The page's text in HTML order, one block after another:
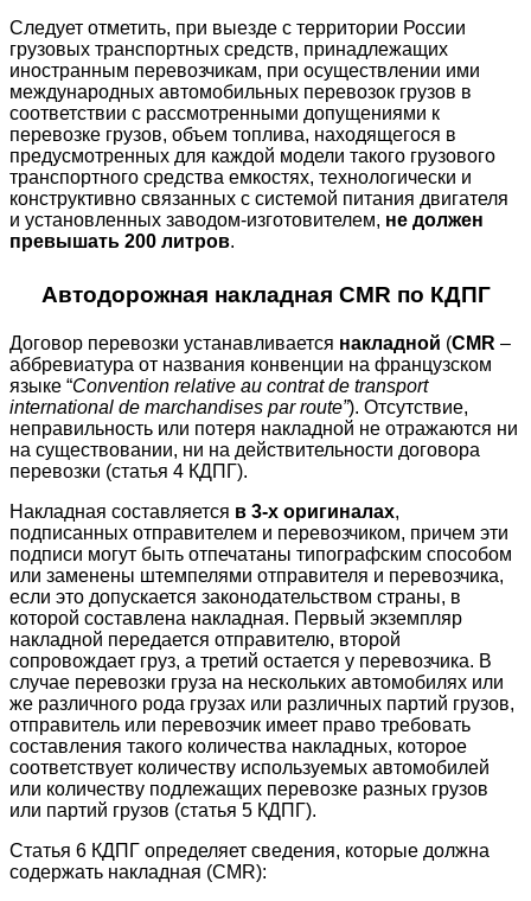
Следует отметить, при выезде с территории России
грузовых транспортных средств, принадлежащих
иностранным перевозчикам, при осуществлении ими
международных автомобильных перевозок грузов в
соответствии с рассмотренными допущениями к
перевозке грузов, объем топлива, находящегося в
предусмотренных для каждой модели такого грузового
транспортного средства емкостях, технологически и
конструктивно связанных с системой питания двигателя
и установленных заводом-изготовителем, не должен
превышать 200 литров.
Автодорожная накладная CMR по КДПГ
Договор перевозки устанавливается накладной (CMR –
аббревиатура от названия конвенции на французском
языке “Convention relative au contrat de transport
international de marchandises par route”). Отсутствие,
неправильность или потеря накладной не отражаются ни
на существовании, ни на действительности договора
перевозки (статья 4 КДПГ).
Накладная составляется в 3-х оригиналах,
подписанных отправителем и перевозчиком, причем эти
подписи могут быть отпечатаны типографским способом
или заменены штемпелями отправителя и перевозчика,
если это допускается законодательством страны, в
которой составлена накладная. Первый экземпляр
накладной передается отправителю, второй
сопровождает груз, а третий остается у перевозчика. В
случае перевозки груза на нескольких автомобилях или
же различного рода грузах или различных партий грузов,
отправитель или перевозчик имеет право требовать
составления такого количества накладных, которое
соответствует количеству используемых автомобилей
или количеству подлежащих перевозке разных грузов
или партий грузов (статья 5 КДПГ).
Статья 6 КДПГ определяет сведения, которые должна
содержать накладная (CMR):